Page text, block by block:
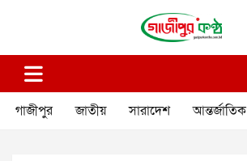
গাজীপুর কণ্ঠ
গাজীপুর জাতীয় সারাদেশ আন্তর্জাতিক